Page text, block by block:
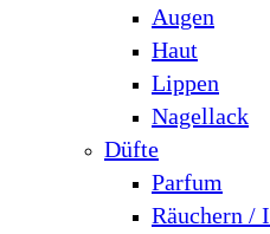
Augen
Haut
Lippen
Nagellack
Düfte
Parfum
Räuchern /